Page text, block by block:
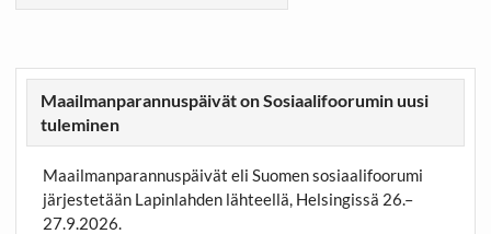
Maailmanparannuspäivät on Sosiaalifoorumin uusi
tuleminen
Maailmanparannuspäivät eli Suomen sosiaalifoorumi
järjestetään Lapinlahden lähteellä, Helsingissä 26.–
27.9.2026.